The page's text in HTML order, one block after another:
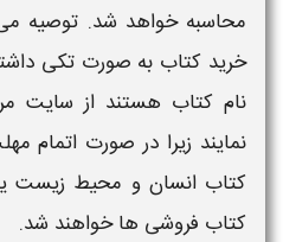
محاسبه خواهد شد. توصیه
خرید کتاب به صورت تکی
نام کتاب هستند از سایت
نمایند زیرا در صورت اتمام
کتابانسان و محیط زیست
کتاب فروشی ها خواهند شد.